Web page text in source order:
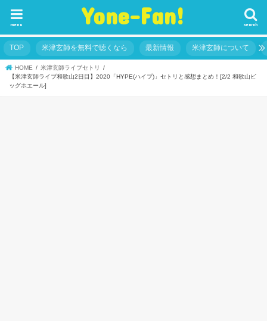
Yone-Fan! search
menu
TOP 米津玄師を無料で聴くなら 最新情報 米津玄師について
HOME
米津玄師ライブセトリ
【米津玄師ライブ和歌山2日目】2020「HYPE(ハイプ)」セトリと感想まとめ！[2/2 和歌山ビ
ッグホエール]